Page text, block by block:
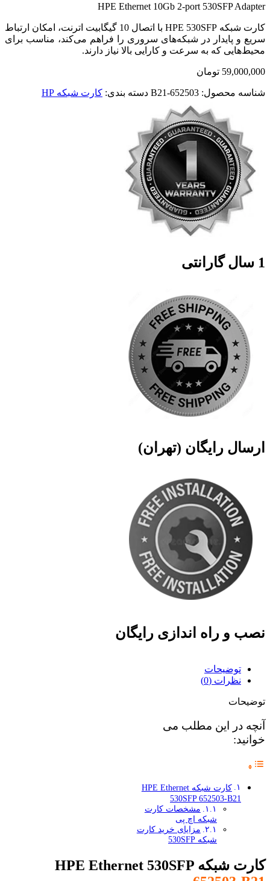
HPE Ethernet 10Gb 2-port 530SFP Adapter
کارت شبکه HPE 530SFP با اتصال 10 گیگابیت اترنت، امکان ارتباط
سریع و پایدار در شبکه‌های سروری را فراهم می‌کند، مناسب برای
محیط‌هایی که به سرعت و کارایی بالا نیاز دارند.
59,000,000 تومان
شناسه محصول: 652503-B21 دسته بندی: کارت شبکه HP
1 سال گارانتی
ارسال رایگان (تهران)
نصب و راه اندازی رایگان
توضیحات
نظرات (0)
توضیحات
آنچه در این مطلب می
خوانید:
کارت شبکه HPE Ethernet
530SFP 652503-B21
مشخصات کارت
شبکه اچ پی
مزایای خرید کارت
شبکه 530SFP
کارت شبکه HPE Ethernet 530SFP